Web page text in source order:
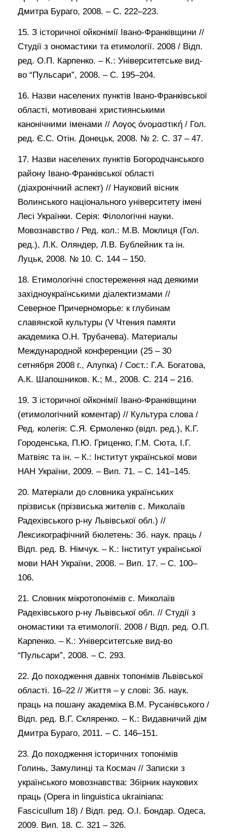
Дмитра Бураго, 2008. – С. 222–223.
15. З історичної ойконімії Івано-Франківщини //
Студії з ономастики та етимології. 2008 / Відп.
ред. О.П. Карпенко. – К.: Університетське вид-
во “Пульсари”, 2008. – С. 195–204.
16. Назви населених пунктів Івано-Франківської
області, мотивовані християнськими
канонічними іменами // Λоγоς όνоμαστική / Гол.
ред. Є.С. Отін. Донецьк, 2008. № 2. С. 37 – 47.
17. Назви населених пунктів Богородчанського
району Івано-Франківської області
(діахронічний аспект) // Науковий вісник
Волинського національного університету імені
Лесі Українки. Серія: Філологічні науки.
Мовознавство / Ред. кол.: М.В. Моклиця (Гол.
ред.), Л.К. Оляндер, Л.В. Бублейник та ін.
Луцьк, 2008. № 10. С. 144 – 150.
18. Етимологічні спостереження над деякими
західноукраїнськими діалектизмами //
Северное Причерноморье: к глубинам
славянской культуры (V Чтения памяти
академика О.Н. Трубачева). Материалы
Международной конференции (25 – 30
сетнября 2008 г., Алупка) / Сост.: Г.А. Богатова,
А.К. Шапошников. К.; М., 2008. С. 214 – 216.
19. З історичної ойконімії Івано-Франківщини
(етимологічний коментар) // Культура слова /
Ред. колегія: С.Я. Єрмоленко (відп. ред.), К.Г.
Городенська, П.Ю. Гриценко, Г.М. Сюта, І.Г.
Матвіяс та ін. – К.: Інститут української мови
НАН України, 2009. – Вип. 71. – С. 141–145.
20. Матеріали до словника українських
прізвиськ (прізвиська жителів с. Миколаїв
Радехівського р-ну Львівської обл.) //
Лексикографічний бюлетень: Зб. наук. праць /
Відп. ред. В. Німчук. – К.: Інститут української
мови НАН України, 2008. – Вип. 17. – С. 100–
106.
21. Словник мікротопонімів с. Миколаїв
Радехівського р-ну Львівської обл. // Студії з
ономастики та етимології. 2008 / Відп. ред. О.П.
Карпенко. – К.: Університетське вид-во
“Пульсари”, 2008. – С. 293.
22. До походження давніх топонімів Львівської
області. 16–22 // Життя – у слові: Зб. наук.
праць на пошану академіка В.М. Русанівського /
Відп. ред. В.Г. Скляренко. – К.: Видавничий дім
Дмитра Бураго, 2011. – С. 146–151.
23. До походження історичних топонімів
Голинь, Замулинці та Космач // Записки з
українського мовознавства: Збірник наукових
праць (Opera in linguistica ukrainiana:
Fascicullum 18) / Відп. ред. О.І. Бондар. Одеса,
2009. Вип. 18. С. 321 – 326.